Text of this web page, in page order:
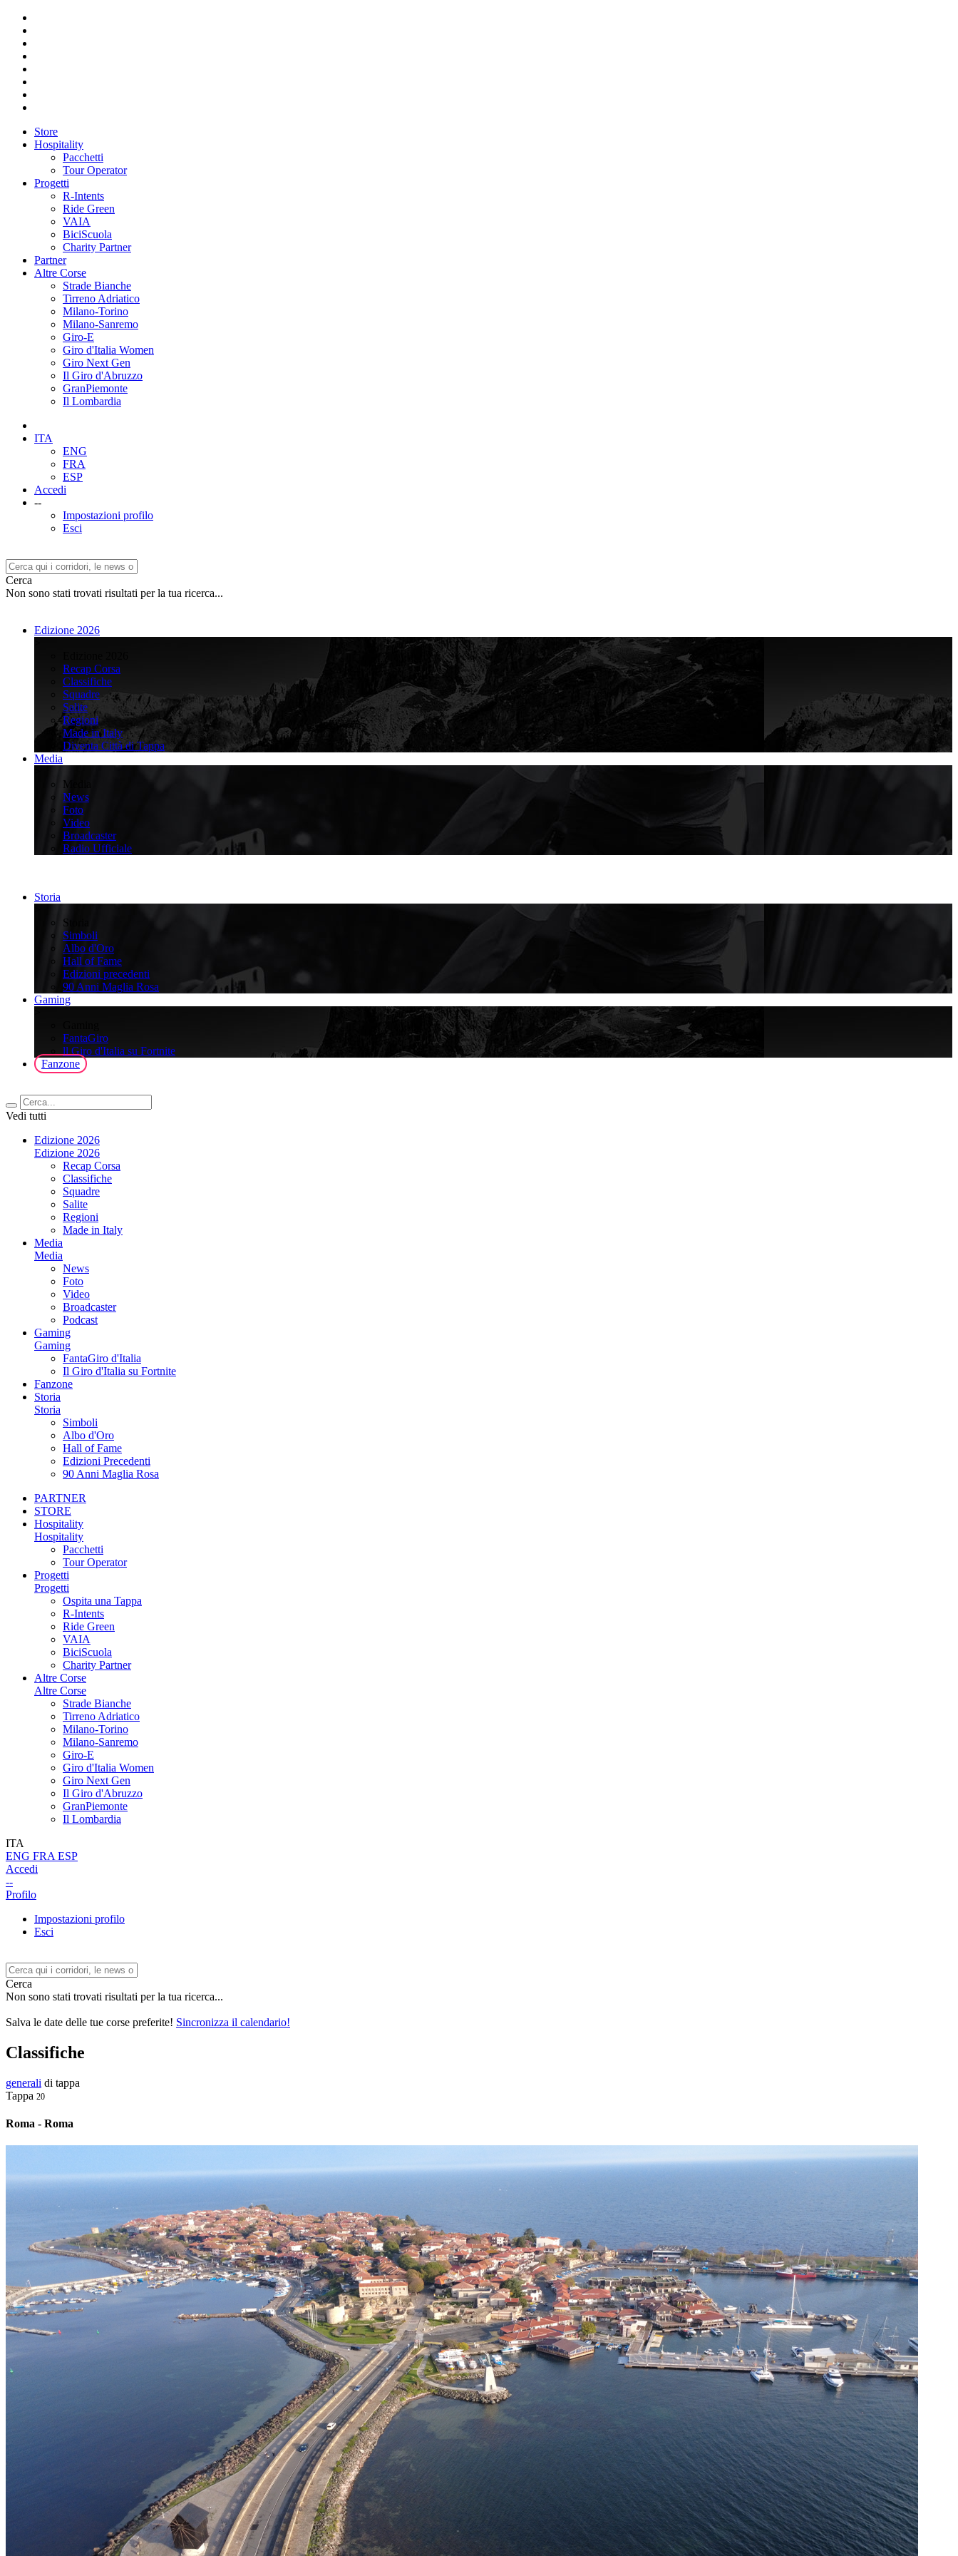
Store
Hospitality
Pacchetti
Tour Operator
Progetti
R-Intents
Ride Green
VAIA
BiciScuola
Charity Partner
Partner
Altre Corse
Strade Bianche
Tirreno Adriatico
Milano-Torino
Milano-Sanremo
Giro-E
Giro d'Italia Women
Giro Next Gen
Il Giro d'Abruzzo
GranPiemonte
Il Lombardia
ITA
ENG
FRA
ESP
Accedi
--
Impostazioni profilo
Esci
Cerca
Non sono stati trovati risultati per la tua ricerca...
Edizione 2026
Recap Corsa
Classifiche
Squadre
Salite
Regioni
Made in Italy
Diventa Città di Tappa
Media
Media
News
Foto
Video
Broadcaster
Radio Ufficiale
Storia
Storia
Simboli
Albo d'Oro
Hall of Fame
Edizioni precedenti
90 Anni Maglia Rosa
Gaming
FantaGiro
ll Giro d'Italia su Fortnite
Fanzone
Vedi tutti
Edizione 2026
Edizione 2026
Recap Corsa
Classifiche
Squadre
Salite
Regioni
Made in Italy
Media
Media
News
Foto
Video
Broadcaster
Podcast
Gaming
Gaming
FantaGiro d'Italia
Il Giro d'Italia su Fortnite
Fanzone
Storia
Storia
Simboli
Albo d'Oro
Hall of Fame
Edizioni Precedenti
90 Anni Maglia Rosa
PARTNER
STORE
Hospitality
Hospitality
Pacchetti
Tour Operator
Progetti
Progetti
Ospita una Tappa
R-Intents
Ride Green
VAIA
BiciScuola
Charity Partner
Altre Corse
Altre Corse
Strade Bianche
Tirreno Adriatico
Milano-Torino
Milano-Sanremo
Giro-E
Giro d'Italia Women
Giro Next Gen
Il Giro d'Abruzzo
GranPiemonte
Il Lombardia
ITA
ENG FRA ESP
Accedi
--
Profilo
Impostazioni profilo
Esci
Cerca
Non sono stati trovati risultati per la tua ricerca...
Salva le date delle tue corse preferite! Sincronizza il calendario!
Classifiche
generali di tappa
Tappa 20
Roma - Roma